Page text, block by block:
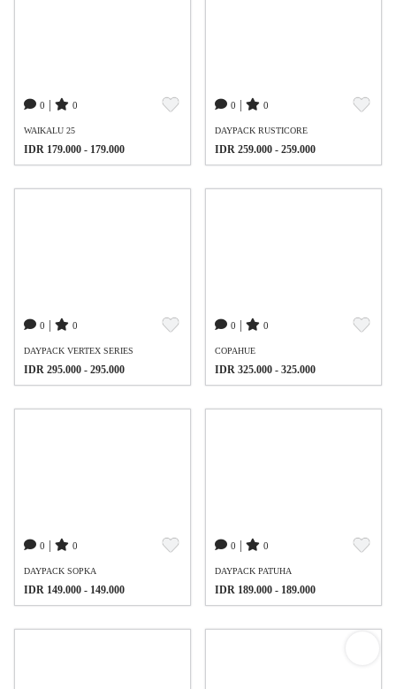
0 0
WAIKALU 25
IDR 179.000 - 179.000
0 0
DAYPACK RUSTICORE
IDR 259.000 - 259.000
0 0
DAYPACK VERTEX SERIES
IDR 295.000 - 295.000
0 0
COPAHUE
IDR 325.000 - 325.000
0 0
DAYPACK SOPKA
IDR 149.000 - 149.000
0 0
DAYPACK PATUHA
IDR 189.000 - 189.000